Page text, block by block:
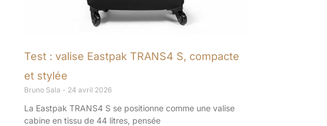
Test : valise Eastpak TRANS4 S, compacte
et stylée
Bruno Sala 24 avril 2026
La Eastpak TRANS4 S se positionne comme une valise
cabine en tissu de 44 litres, pensée